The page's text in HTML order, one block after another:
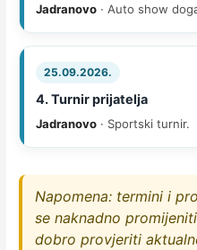
Jadranovo · Auto show
25.09.2026.
4. Turnir prijatelja
Jadranovo · Sportski turnir.
Napomena: termini i
se naknadno
dobro provjeriti